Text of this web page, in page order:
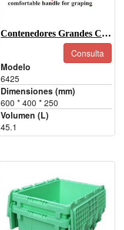
Contenedores Grandes Con Tapa-6425
Consulta
Modelo
6425
Dimensiones (mm)
600 * 400 * 250
Volumen (L)
45.1